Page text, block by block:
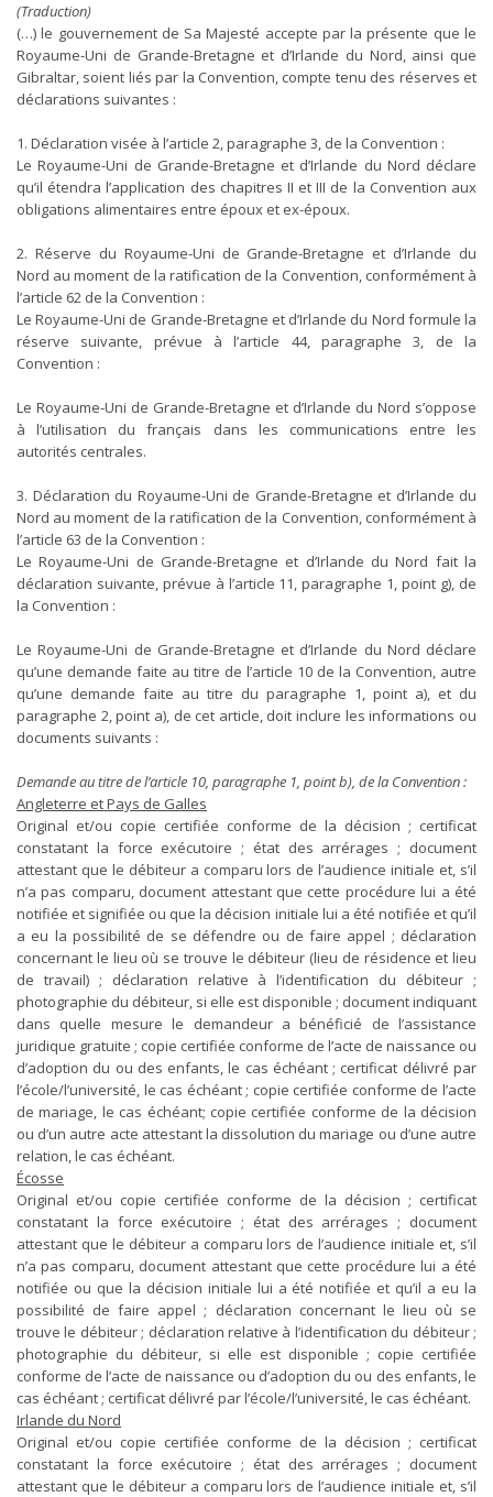
(Traduction)
(…) le gouvernement de Sa Majesté accepte par la présente que le
Royaume-Uni de Grande-Bretagne et d’Irlande du Nord, ainsi que
Gibraltar, soient liés par la Convention, compte tenu des réserves et
déclarations suivantes :
1. Déclaration visée à l’article 2, paragraphe 3, de la Convention :
Le Royaume-Uni de Grande-Bretagne et d’Irlande du Nord déclare
qu’il étendra l’application des chapitres II et III de la Convention aux
obligations alimentaires entre époux et ex-époux.
2. Réserve du Royaume-Uni de Grande-Bretagne et d’Irlande du
Nord au moment de la ratification de la Convention, conformément à
l’article 62 de la Convention :
Le Royaume-Uni de Grande-Bretagne et d’Irlande du Nord formule la
réserve suivante, prévue à l’article 44, paragraphe 3, de la
Convention :
Le Royaume-Uni de Grande-Bretagne et d’Irlande du Nord s’oppose
à l’utilisation du français dans les communications entre les
autorités centrales.
3. Déclaration du Royaume-Uni de Grande-Bretagne et d’Irlande du
Nord au moment de la ratification de la Convention, conformément à
l’article 63 de la Convention :
Le Royaume-Uni de Grande-Bretagne et d’Irlande du Nord fait la
déclaration suivante, prévue à l’article 11, paragraphe 1, point g), de
la Convention :
Le Royaume-Uni de Grande-Bretagne et d’Irlande du Nord déclare
qu’une demande faite au titre de l’article 10 de la Convention, autre
qu’une demande faite au titre du paragraphe 1, point a), et du
paragraphe 2, point a), de cet article, doit inclure les informations ou
documents suivants :
Demande au titre de l’article 10, paragraphe 1, point b), de la Convention :
Angleterre et Pays de Galles
Original et/ou copie certifiée conforme de la décision ; certificat
constatant la force exécutoire ; état des arrérages ; document
attestant que le débiteur a comparu lors de l’audience initiale et, s’il
n’a pas comparu, document attestant que cette procédure lui a été
notifiée et signifiée ou que la décision initiale lui a été notifiée et qu’il
a eu la possibilité de se défendre ou de faire appel ; déclaration
concernant le lieu où se trouve le débiteur (lieu de résidence et lieu
de travail) ; déclaration relative à l’identification du débiteur ;
photographie du débiteur, si elle est disponible ; document indiquant
dans quelle mesure le demandeur a bénéficié de l’assistance
juridique gratuite ; copie certifiée conforme de l’acte de naissance ou
d’adoption du ou des enfants, le cas échéant ; certificat délivré par
l’école/l’université, le cas échéant ; copie certifiée conforme de l’acte
de mariage, le cas échéant; copie certifiée conforme de la décision
ou d’un autre acte attestant la dissolution du mariage ou d’une autre
relation, le cas échéant.
Écosse
Original et/ou copie certifiée conforme de la décision ; certificat
constatant la force exécutoire ; état des arrérages ; document
attestant que le débiteur a comparu lors de l’audience initiale et, s’il
n’a pas comparu, document attestant que cette procédure lui a été
notifiée ou que la décision initiale lui a été notifiée et qu’il a eu la
possibilité de faire appel ; déclaration concernant le lieu où se
trouve le débiteur ; déclaration relative à l’identification du débiteur ;
photographie du débiteur, si elle est disponible ; copie certifiée
conforme de l’acte de naissance ou d’adoption du ou des enfants, le
cas échéant ; certificat délivré par l’école/l’université, le cas échéant.
Irlande du Nord
Original et/ou copie certifiée conforme de la décision ; certificat
constatant la force exécutoire ; état des arrérages ; document
attestant que le débiteur a comparu lors de l’audience initiale et, s’il